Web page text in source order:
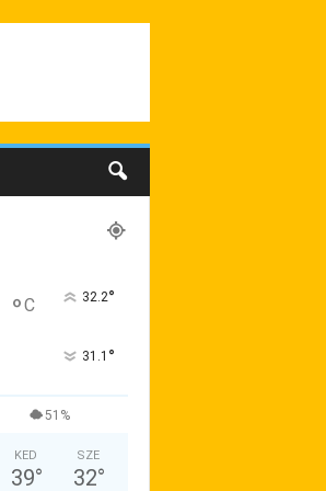
°C 32.2°
31.1 °
51%
KED
39°
SZE
32°